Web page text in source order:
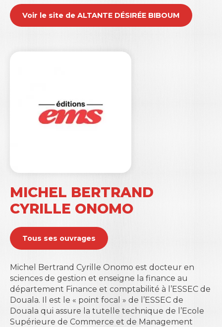
Voir le site de ALTANTE DÉSIRÉE BIBOUM
MICHEL BERTRAND
CYRILLE ONOMO
Tous ses ouvrages
Michel Bertrand Cyrille Onomo est docteur en
sciences de gestion et enseigne la finance au
département Finance et comptabilité à l’ESSEC de
Douala. Il est le « point focal » de l’ESSEC de
Douala qui assure la tutelle technique de l’Ecole
Supérieure de Commerce et de Management